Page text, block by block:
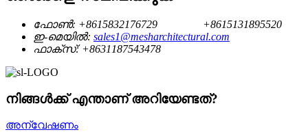
ഫോൺ: +8615832176729
+8615131895520
ഇ-മെയിൽ: sales1@mesharchitectural.com
ഫാക്സ്: +8631187543478
നിങ്ങൾക്ക് എന്താണ് അറിയേണ്ടത്?
അന്വേഷണം